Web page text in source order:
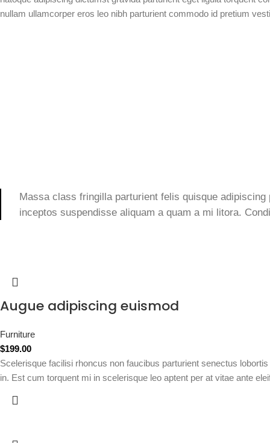
nullam ullamcorper eros leo nibh parturient commodo id pretium
Massa class fringilla parturient felis quisque
inceptos suspendisse aliquam a quam a mi litora.
Augue adipiscing euismod
Furniture
$199.00
Scelerisque facilisi rhoncus non faucibus parturient senectus
in. Est cum torquent mi in scelerisque leo aptent per at vitae ante